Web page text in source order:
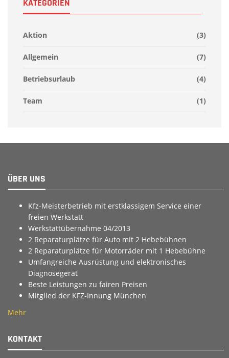
KATEGORIEN
Aktion (3)
Allgemein (7)
Betriebsurlaub (4)
Team (1)
ÜBER UNS
Kfz-Meisterbetrieb mit erstklassigem Service einer
freien Werkstatt
Werkstattübernahme 04/2013
2 Reparaturplätze für Auto mit 2 Hebebühnen
2 Reparaturplätze für Motorräder mit 1 Hebebühne
Umfangreiche Ausrüstung und elektronisches
Diagnosegerät
Beste Leistungen zu fairen Preisen
Mitglied der KFZ-Innung München
Mehr
KONTAKT